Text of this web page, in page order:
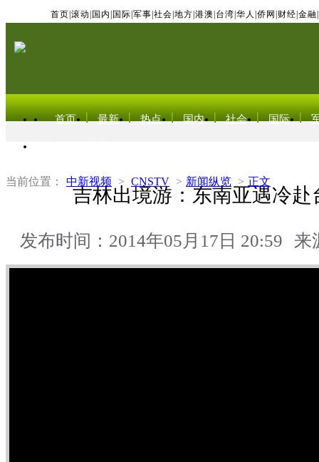
首页 滚动 国内 国际 军事 社会 地方 港澳 台湾 华人 侨网 财经 金融
首页 最新 热点 国内 社会 国际
当前位置： 中新视频 > CNSTV > 新闻纵览 > 正文
吉林出境游：东南亚遇冷赴
发布时间：2014年05月17日 20:59 来